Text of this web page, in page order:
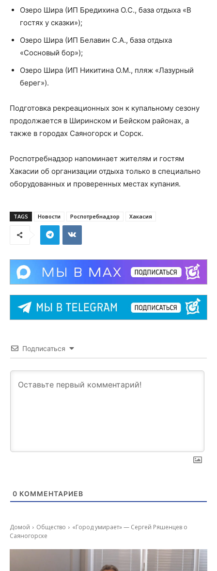
Озеро Шира (ИП Бредихина О.С., база отдыха «В
гостях у сказки»);
Озеро Шира (ИП Белавин С.А., база отдыха
«Сосновый бор»);
Озеро Шира (ИП Никитина О.М., пляж «Лазурный
берег»).
Подготовка рекреационных зон к купальному сезону
продолжается в Ширинском и Бейском районах, а
также в городах Саяногорск и Сорск.
Роспотребнадзор напоминает жителям и гостям
Хакасии об организации отдыха только в специально
оборудованных и проверенных местах купания.
TAGS Новости Роспотребнадзор Хакасия
Подписаться
0 КОММЕНТАРИЕВ